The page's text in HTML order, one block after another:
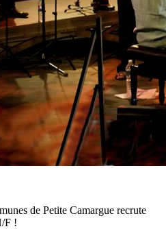
de Petite Camargue recrute
F !